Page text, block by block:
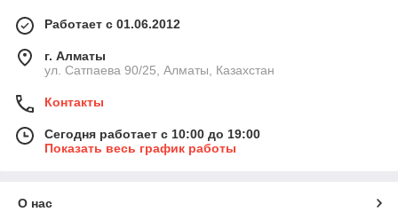
Работает с 01.06.2012
г. Алматы
ул. Сатпаева 90/25, Алматы, Казахстан
Контакты
Сегодня работает с 10:00 до 19:00
Показать весь график работы
О нас